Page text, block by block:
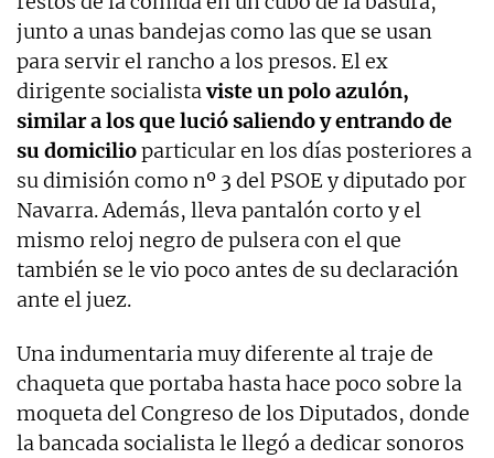
junto a unas bandejas como las que se usan
para servir el rancho a los presos. El ex
dirigente socialistaviste un polo azulón,
similar a los que lució saliendo y entrando de
su domicilioparticular en los días posteriores a
su dimisión como nº 3 del PSOE y diputado por
Navarra. Además, lleva pantalón corto y el
mismo reloj negro de pulsera con el que
también se le vio poco antes de su declaración
ante el juez.
Una indumentaria muy diferente al traje de
chaqueta que portaba hasta hace poco sobre la
moqueta del Congreso de los Diputados, donde
la bancada socialista le llegó a dedicar sonoros